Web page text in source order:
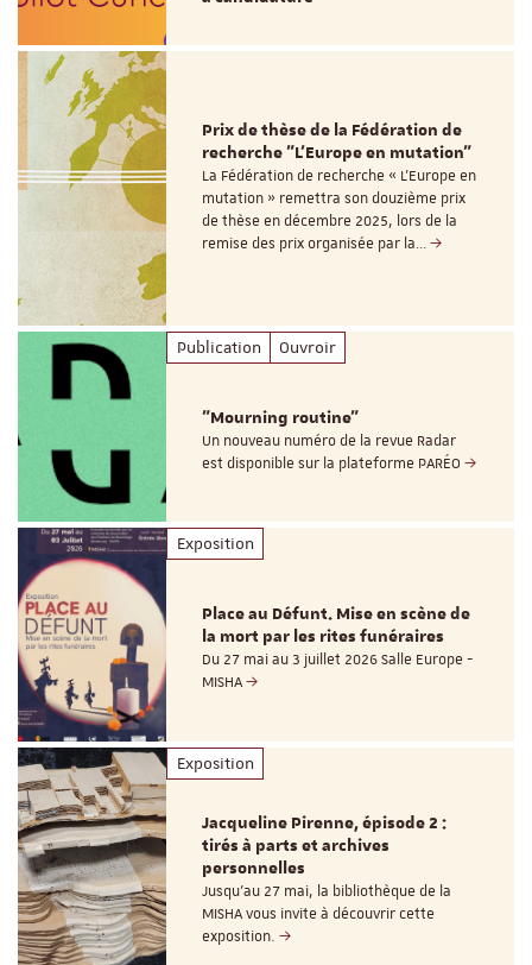
Prix de thèse de la Fédération de
recherche "L’Europe en mutation"
La Fédération de recherche « L’Europe en
mutation » remettra son douzième prix
de thèse en décembre 2025, lors de la
remise des prix organisée par la…
Publication Ouvroir
"Mourning routine"
Un nouveau numéro de la revue Radar
est disponible sur la plateforme PARÉO
Exposition
Place au Défunt. Mise en scène de
la mort par les rites funéraires
Du 27 mai au 3 juillet 2026 Salle Europe -
MISHA
Exposition
Jacqueline Pirenne, épisode 2 :
tirés à parts et archives
personnelles
Jusqu’au 27 mai, la bibliothèque de la
MISHA vous invite à découvrir cette
exposition.